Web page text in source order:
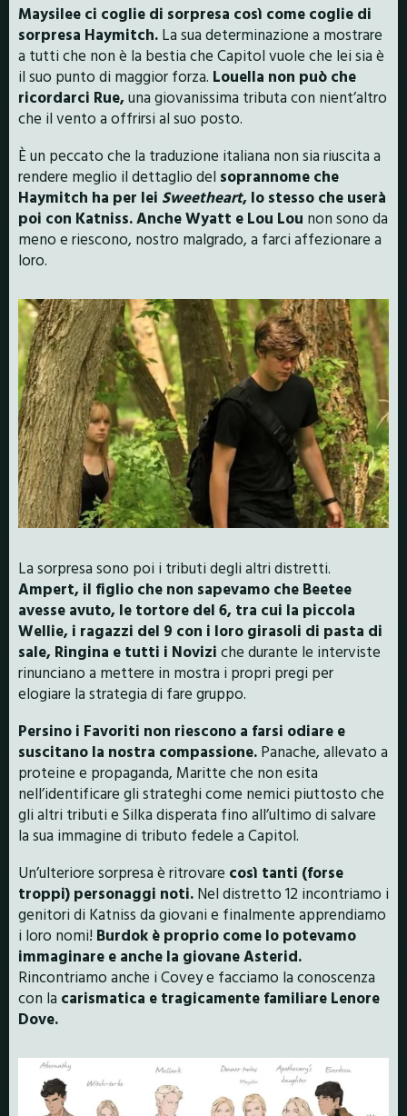
Maysilee ci coglie di sorpresa così come coglie di
sorpresa Haymitch. La sua determinazione a mostrare
a tutti che non è la bestia che Capitol vuole che lei sia è
il suo punto di maggior forza. Louella non può che
ricordarci Rue,una giovanissima tributa con nient’altro
che il vento a offrirsi al suo posto.
È un peccato che la traduzione italiana non sia riuscita a
rendere meglio il dettaglio del soprannome che
Haymitch ha per lei Sweetheart, lo stesso che userà
poi con Katniss.Anche Wyatt e Lou Lou non sono da
meno e riescono, nostro malgrado, a farci affezionare a
loro.
La sorpresa sono poi i tributi degli altri distretti.
Ampert, il figlio che non sapevamo che Beetee
avesse avuto, le tortore del 6, tra cui la piccola
Wellie, i ragazzi del 9 con i loro girasoli di pasta di
sale, Ringina e tutti i Novizi che durante le interviste
rinunciano a mettere in mostra i propri pregi per
elogiare la strategia di fare gruppo.
Persino i Favoriti non riescono a farsi odiare e
suscitano la nostra compassione. Panache, allevato a
proteine e propaganda, Maritte che non esita
nell’identificare gli strateghi come nemici piuttosto che
gli altri tributi e Silka disperata fino all’ultimo di salvare
la sua immagine di tributo fedele a Capitol.
Un’ulteriore sorpresa è ritrovare così tanti (forse
troppi) personaggi noti. Nel distretto 12 incontriamo i
genitori di Katniss da giovani e finalmente apprendiamo
i loro nomi! Burdok è proprio come lo potevamo
immaginare e anche la giovane Asterid.
Rincontriamo anche i Covey e facciamo la conoscenza
con la carismatica e tragicamente familiare Lenore
Dove.